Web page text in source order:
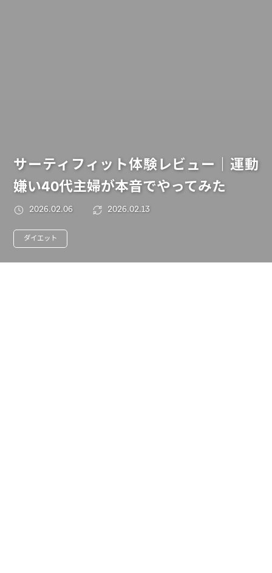
サーティフィット体験レビュー｜運動
嫌い40代主婦が本音でやってみた
2026.02.06 2026.02.13
ダイエット